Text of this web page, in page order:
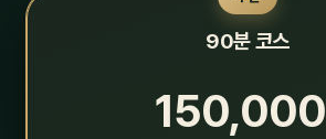
90분 코스
150,000